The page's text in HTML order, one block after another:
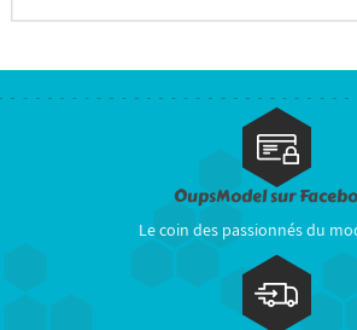
OupsModel sur
Le coin des passionnés du